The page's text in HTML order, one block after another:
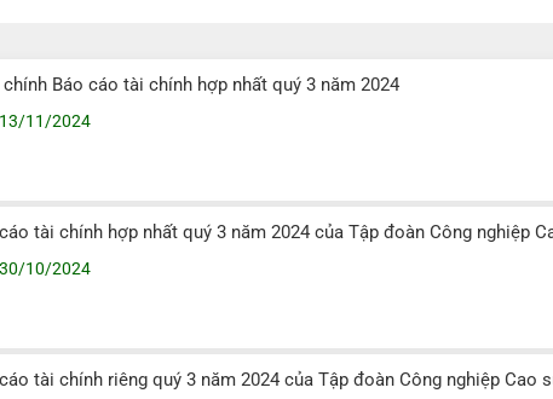
Báo cáo tài chính hợp nhất quý 3 năm 2024
13/11/2024
tài chính hợp nhất quý 3 năm 2024 của Tập đoàn Công nghiệp
30/10/2024
tài chính riêng quý 3 năm 2024 của Tập đoàn Công nghiệp Cao